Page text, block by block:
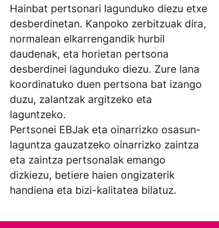
Hainbat pertsonari lagunduko diezu etxe
desberdinetan. Kanpoko zerbitzuak dira,
normalean elkarrengandik hurbil
daudenak, eta horietan pertsona
desberdinei lagunduko diezu. Zure lana
koordinatuko duen pertsona bat izango
duzu, zalantzak argitzeko eta
laguntzeko.
Pertsonei EBJak eta oinarrizko osasun-
laguntza gauzatzeko oinarrizko zaintza
eta zaintza pertsonalak emango
dizkiezu, betiere haien ongizaterik
handiena eta bizi-kalitatea bilatuz.